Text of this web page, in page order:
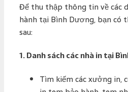
Để thu thập thông tin về các
hành tại Bình Dương, bạn có
sau:
1.Danh sách các nhà in tại
Tìm kiếm các xưởng in,